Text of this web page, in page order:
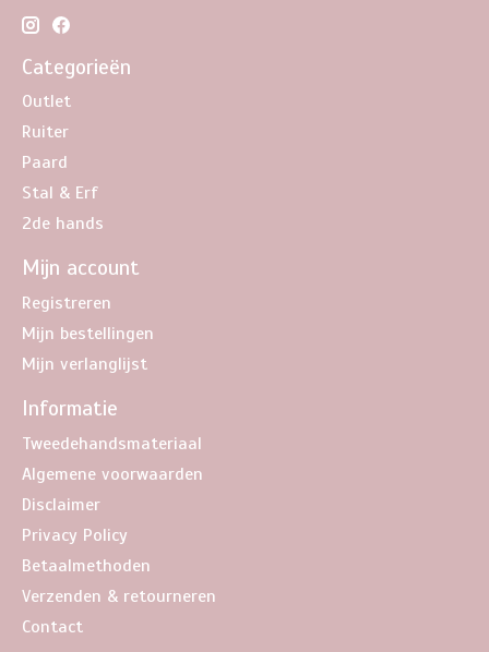
Categorieën
Outlet
Ruiter
Paard
Stal & Erf
2de hands
Mijn account
Registreren
Mijn bestellingen
Mijn verlanglijst
Informatie
Tweedehandsmateriaal
Algemene voorwaarden
Disclaimer
Privacy Policy
Betaalmethoden
Verzenden & retourneren
Contact